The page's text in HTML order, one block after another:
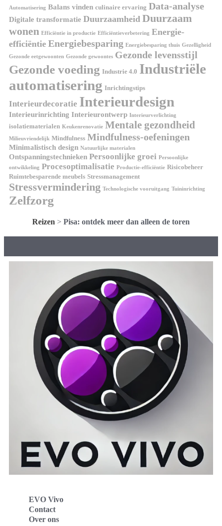
Automatisering Balans vinden culinaire ervaring Data-analyse
Digitale transformatie Duurzaamheid Duurzaam
wonen Efficiëntie in productie Efficiëntieverbetering Energie-
efficiëntie Energiebesparing Energiebesparing thuis Gezelligheid
Gezonde eetgewoonten Gezonde gewoontes Gezonde levensstijl
Gezonde voeding Industrie 4.0 Industriële
automatisering Inrichtingstips
Interieurdecoratie Interieurdesign
Interieurinrichting Interieurontwerp Interieurverlichting
isolatiematerialen Keukenrenovatie Mentale gezondheid
Milieuvriendelijk Mindfulness Mindfulness-oefeningen
Minimalistisch design Natuurlijke materialen
Ontspanningstechnieken Persoonlijke groei Persoonlijke
ontwikkeling Procesoptimalisatie Productie-efficiëntie Risicobeheer
Ruimtebesparende meubels Stressmanagement
Stressvermindering Technologische vooruitgang Tuininrichting
Zelfzorg
Reizen > Pisa: ontdek meer dan alleen de toren
EVO Vivo
Contact
Over ons